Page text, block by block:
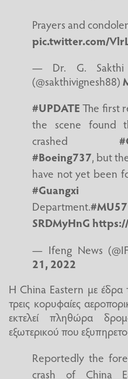
Prayers and
pic.twitter.com/
— Dr. G. Sakthi
(@sakthivignesh88)
#UPDATEThe first
the scene found
crashed
#Boeing737, but
have not yet been
#Guangxi
Department.
SRDMyHnG
— Ifeng News
21, 2022
Η China Eastern με έδρα
τρεις κορυφαίες
εκτελεί πληθώρα
εξωτερικού που
Reportedly the
crash of China